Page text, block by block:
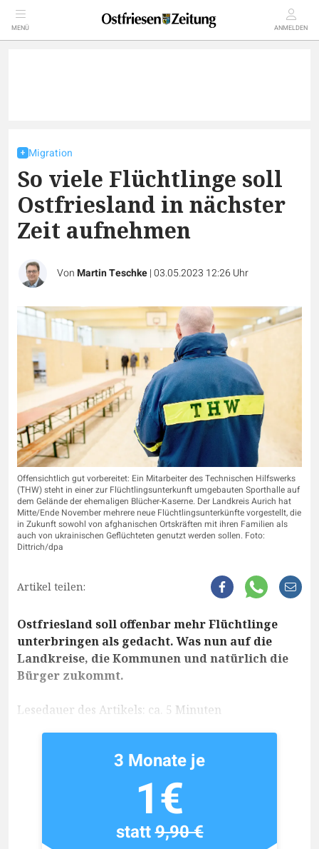
MENÜ ANMELDEN
Migration
So viele Flüchtlinge soll
Ostfriesland in nächster
Zeit aufnehmen
VonMartin Teschke|03.05.2023 12:26 Uhr
Offensichtlich gut vorbereitet: Ein Mitarbeiter des Technischen Hilfswerks
(THW) steht in einer zur Flüchtlingsunterkunft umgebauten Sporthalle auf
dem Gelände der ehemaligen Blücher-Kaserne. Der Landkreis Aurich hat
Mitte/Ende November mehrere neue Flüchtlingsunterkünfte vorgestellt, die
in Zukunft sowohl von afghanischen Ortskräften mit ihren Familien als
auch von ukrainischen Geflüchteten genutzt werden sollen. Foto:
Dittrich/dpa
Artikel teilen:
Ostfriesland soll offenbar mehr Flüchtlinge
unterbringen als gedacht. Was nun auf die
Landkreise, die Kommunen und natürlich die
Bürger zukommt.
Lesedauer des Artikels: ca. 5 Minuten
3 Monate je
1€
statt9,90 €